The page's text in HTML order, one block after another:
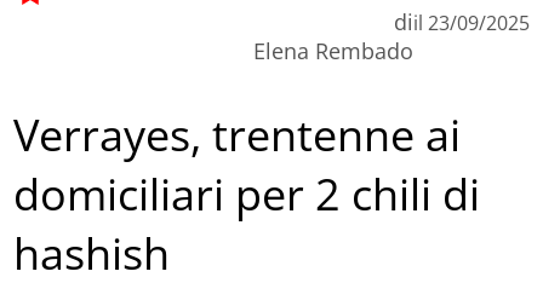
di
Elena Rembado
il 23/09/2025
Verrayes, trentenne ai
domiciliari per 2 chili di
hashish